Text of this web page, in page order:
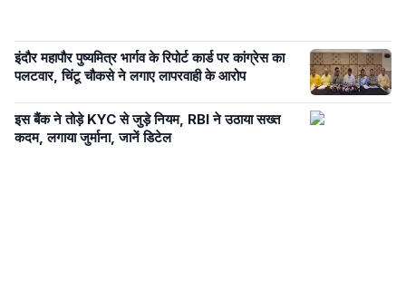
इंदौर महापौर पुष्यमित्र भार्गव के रिपोर्ट कार्ड पर कांग्रेस का
पलटवार, चिंटू चौकसे ने लगाए लापरवाही के आरोप
इस बैंक ने तोड़े KYC से जुड़े नियम, RBI ने उठाया सख्त
कदम, लगाया जुर्माना, जानें डिटेल